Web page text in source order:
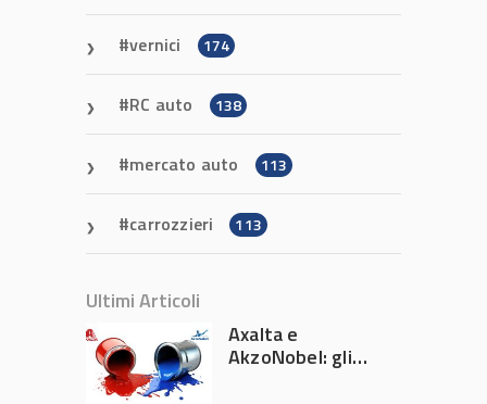
vernici 174
RC auto 138
mercato auto 113
carrozzieri 113
Ultimi Articoli
Axalta e
AkzoNobel: gli